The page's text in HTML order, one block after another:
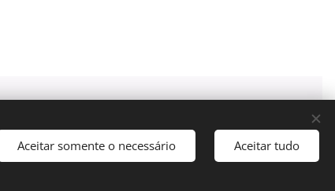
Português brasileiro Français American English
Aceitar somente o necessário Aceitar tudo